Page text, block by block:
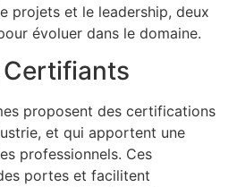
projets et le leadership, deux
évoluer dans le domaine.
proposent des certifications
et qui apportent une
professionnels. Ces
portes et facilitent